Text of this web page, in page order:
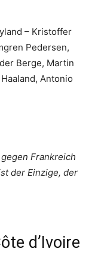
– Kristoffer
Pedersen,
Berge, Martin
Antonio
Frankreich
der Einzige, der
d’Ivoire